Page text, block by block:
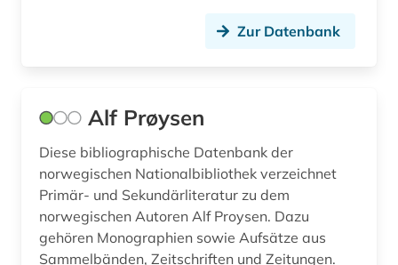
diplom (1)
discovery service (1)
dissertation (2)
dokument (2)
dokumentarfilm (2)
Zur Datenbank
Alf Prøysen
Diese bibliographische Datenbank der
norwegischen Nationalbibliothek verzeichnet
Primär- und Sekundärliteratur zu dem
norwegischen Autoren Alf Proysen. Dazu
gehören Monographien sowie Aufsätze aus
Sammelbänden, Zeitschriften und Zeitungen.